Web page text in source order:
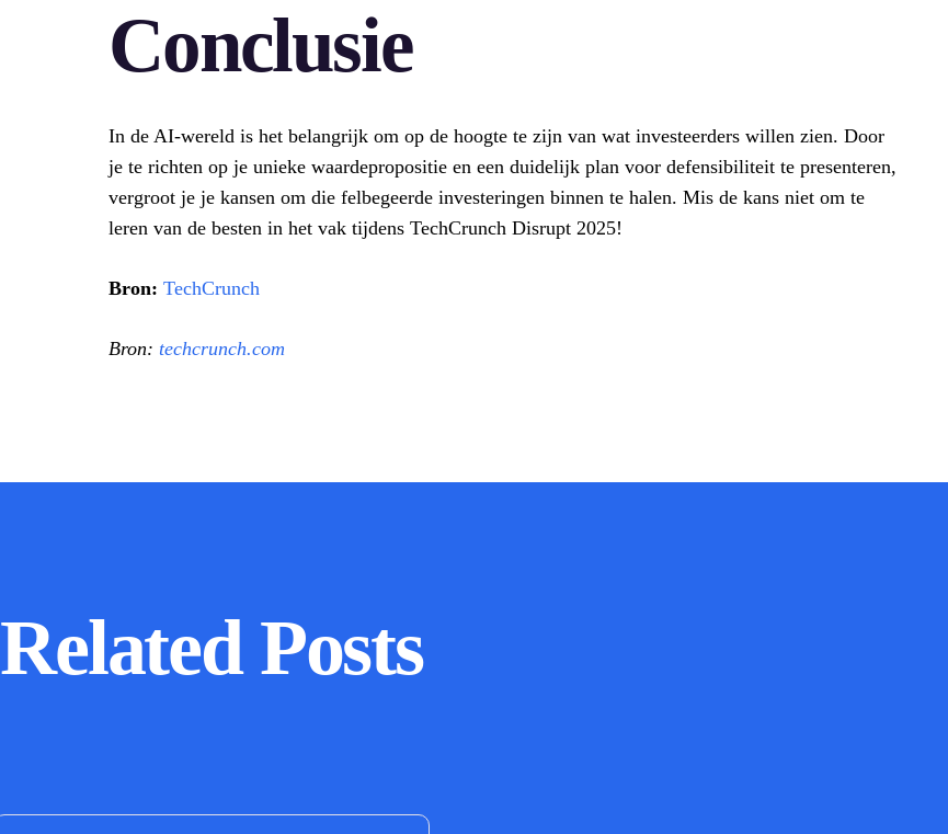
Conclusie
In de AI-wereld is het belangrijk om op de hoogte te zijn van wat investeerders willen zien. Door
je te richten op je unieke waardepropositie en een duidelijk plan voor defensibiliteit te presenteren,
vergroot je je kansen om die felbegeerde investeringen binnen te halen. Mis de kans niet om te
leren van de besten in het vak tijdens TechCrunch Disrupt 2025!
Bron: TechCrunch
Bron: techcrunch.com
Related Posts